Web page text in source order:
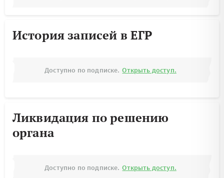
История записей в ЕГР
Доступно по подписке. Открыть доступ.
Ликвидация по решению
органа
Доступно по подписке. Открыть доступ.